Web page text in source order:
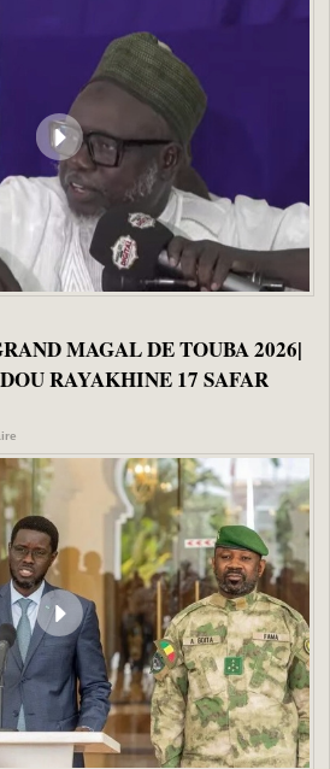
MAGAL DE TOUBA 2026|
RAYAKHINE 17 SAFAR